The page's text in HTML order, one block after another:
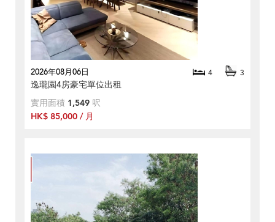
2026年08月06日 4 3
逸瓏園4房豪宅單位出租
實用面積 1,549 呎
HK$ 85,000 / 月